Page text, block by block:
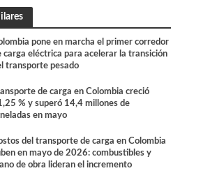
pone en marcha el primer corredor
carga eléctrica para acelerar la transición
transporte pesado
de carga en Colombia creció
% y superó 14,4 millones de
en mayo
del transporte de carga en Colombia
en mayo de 2026: combustibles y
de obra lideran el incremento